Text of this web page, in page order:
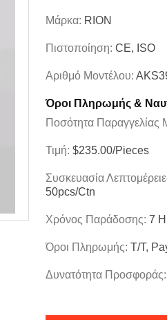
Μάρκα: RION
Πιστοποίηση: CE, ISO
Αριθμό Μοντέλου:
Όροι Πληρωμής &
Ποσότητα Παραγγελίας
Τιμή: $235.00/Pieces
Συσκευασία
50pcs/ctn
Χρόνος Παράδοσης: 7
Όροι Πληρωμής: T/T,
Δυνατότητα Προσφοράς: